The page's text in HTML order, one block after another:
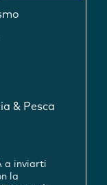
& Pesca
a inviarti
la